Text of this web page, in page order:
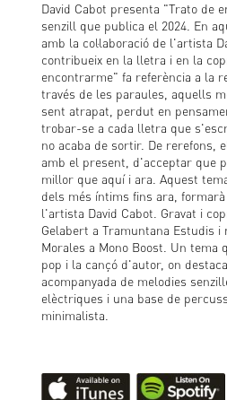
David Cabot presenta "Trato de
senzill que publica el 2024. En
amb la col·laboració de l'artista
contribueix en la lletra i en la
encontrarme" fa referència a la
través de les paraules, aquells
sent atrapat, perdut en
trobar-se a cada lletra que
no acaba de sortir. De rerefons,
amb el present, d'acceptar que
millor que aquí i ara. Aquest
dels més íntims fins ara,
l'artista David Cabot. Gravat i
Gelabert a Tramuntana Estudis i
Morales a Mono Boost. Un tema
pop i la cançó d'autor, on
acompanyada de melodies
elèctriques i una base de
minimalista.